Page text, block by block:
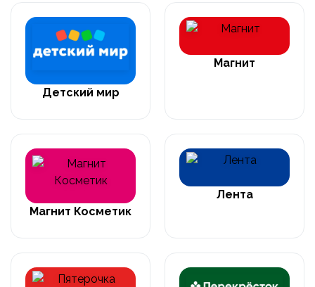
Детский мир
Магнит
Магнит Косметик
Лента